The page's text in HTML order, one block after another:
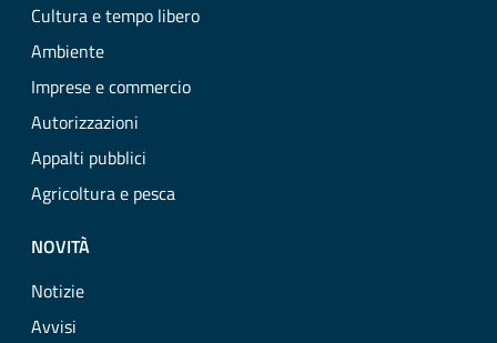
Cultura e tempo libero
Ambiente
Imprese e commercio
Autorizzazioni
Appalti pubblici
Agricoltura e pesca
NOVITÀ
Notizie
Avvisi